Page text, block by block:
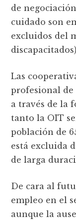
de
cuidado son
excluidos del
Las
profesional de
a través de la
tanto la OIT
población de
está excluida
de larga
De cara al
empleo en el
aunque la